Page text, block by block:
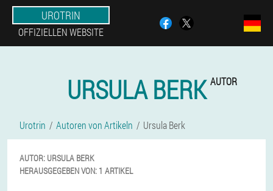
UROTRIN
OFFIZIELLEN WEBSITE
URSULA BERK AUTOR
Urotrin Autoren von Artikeln Ursula Berk
AUTOR: URSULA BERK
HERAUSGEGEBEN VON: 1 ARTIKEL